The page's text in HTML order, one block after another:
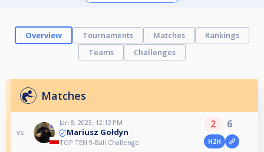
Overview Tournaments Matches
Rankings
Teams
Challenges
Matches
vs
Jan 8, 2023, 12:12 PM
Mariusz Gołdyn
TOP TEN 9-Ball Challenge
2 6
H2H